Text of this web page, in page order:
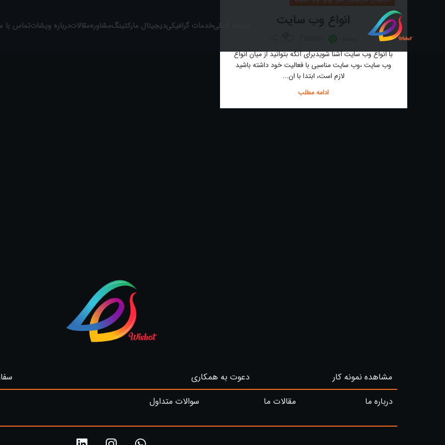
صفحه اصلیخدمات گرافیکیدیجیتال مارکتینگمشاورهمقالاتدرباره ویشاتتماس با انواع وب سایت
با انواع وب سایت آشنا شویدبرای آنکه بتوانید از میان انواع
وب سایت ،وب سایت مناسبی با فعالیت خود داشته باشید
لازم است، ابتدا با ان...
ادامه مطلب
مشاهده نمونه کار دعوت به همکاری
درباره ما
مقالات ما سوالات متداول